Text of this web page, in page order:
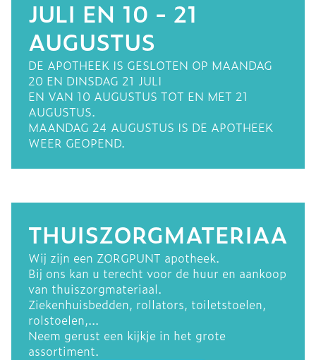
JULI EN 10 - 21
AUGUSTUS
DE APOTHEEK IS GESLOTEN OP MAANDAG
20 EN DINSDAG 21 JULI
EN VAN 10 AUGUSTUS TOT EN MET 21
AUGUSTUS.
MAANDAG 24 AUGUSTUS IS DE APOTHEEK
WEER GEOPEND.
THUISZORGMATERIAAL
Wij zijn een ZORGPUNT apotheek.
Bij ons kan u terecht voor de huur en aankoop
van thuiszorgmateriaal.
Ziekenhuisbedden, rollators, toiletstoelen,
rolstoelen,...
Neem gerust een kijkje in het grote
assortiment.